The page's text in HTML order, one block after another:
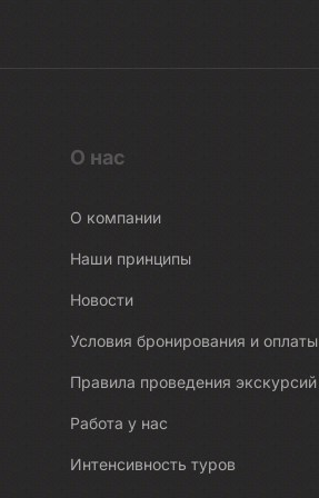
О нас
О компании
Наши принципы
Новости
Условия бронирования и оплаты
Правила проведения экскурсий
Работа у нас
Интенсивность туров